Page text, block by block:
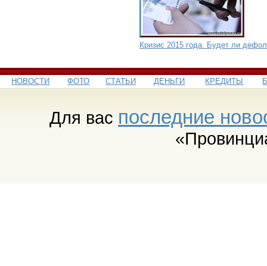
Кризис 2015 года. Будет ли
НОВОСТИ ФОТО СТАТЬИ ДЕНЬГИ КРЕДИТЫ
Для вас последние